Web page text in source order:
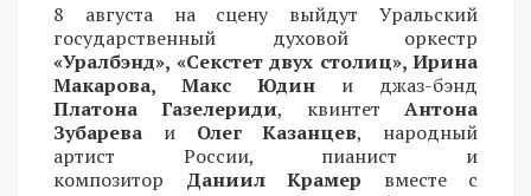
8 августа на сцену выйдут Уральский
государственный духовой оркестр
«Уралбэнд», «Секстет двух столиц», Ирина
Макарова, Макс Юдин и джаз-бэнд
Платона Газелериди, квинтетАнтона
Зубарева и Олег Казанцев, народный
артист России, пианист и
композитор Даниил Крамер вместе с